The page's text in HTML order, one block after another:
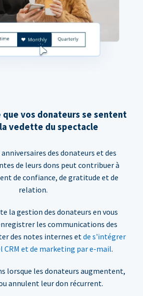
que vos donateurs se sentent
vedette du spectacle
anniversaires des donateurs et des
de leurs dons peut contribuer à
de confiance, de gratitude et de
relation.
la gestion des donateurs en vous
les communications des
des notes internes etde s'intégrer
CRM et de marketing par e-mail.
lorsque les donateurs augmentent,
annulent leur don récurrent.